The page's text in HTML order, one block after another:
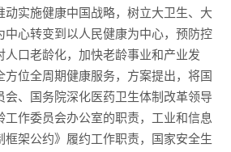
动实施健康中国战略，树立大卫生、大
中心转变到以人民健康为中心，预防控
口老龄化，加快老龄事业和产业发
方位全周期健康服务，方案提出，将国
会、国务院深化医药卫生体制改革领导
作委员会办公室的职责，工业和信息
架公约》履约工作职责，国家安全生